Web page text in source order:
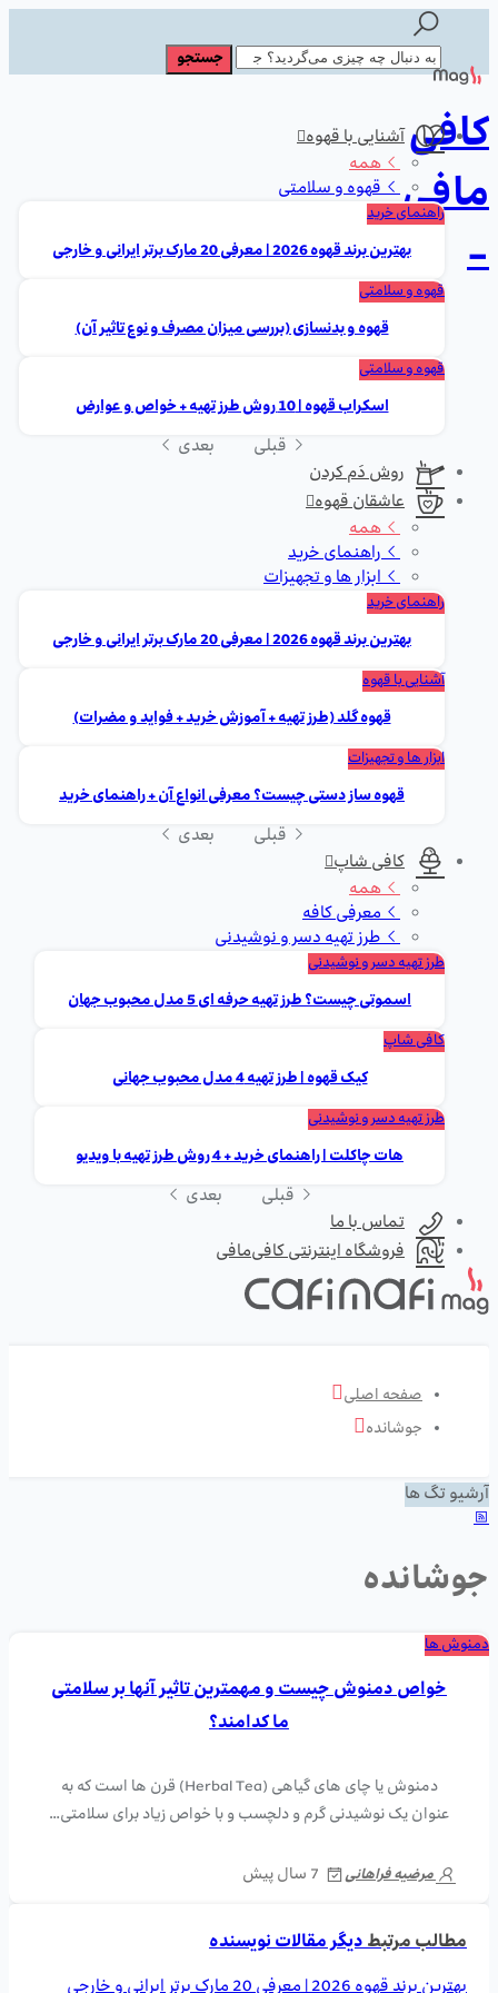
کافی
مافی
-
آشنایی با قهوه
همه
قهوه و سلامتی
راهنمای خرید
بهترین برند قهوه 2026 | معرفی 20 مارک برتر ایرانی و خارجی
قهوه و سلامتی
قهوه و بدنسازی (بررسی میزان مصرف و نوع تاثیر آن)
قهوه و سلامتی
اسکراب قهوه | 10 روش طرز تهیه + خواص و عوارض
قبلی
بعدی
روش دَم کردن
عاشقان قهوه
همه
راهنمای خرید
ابزار ها و تجهیزات
راهنمای خرید
بهترین برند قهوه 2026 | معرفی 20 مارک برتر ایرانی و خارجی
آشنایی با قهوه
قهوه گلد (طرز تهیه + آموزش خرید + فواید و مضرات)
ابزار ها و تجهیزات
قهوه ساز دستی چیست؟ معرفی انواع آن + راهنمای خرید
قبلی
بعدی
کافی شاپ
همه
معرفی کافه
طرز تهیه دسر و نوشیدنی
طرز تهیه دسر و نوشیدنی
اسموتی چیست؟ طرز تهیه حرفه ای 5 مدل محبوب جهان
کافی شاپ
کیک قهوه | طرز تهیه 4 مدل محبوب جهانی
طرز تهیه دسر و نوشیدنی
هات چاکلت | راهنمای خرید + 4 روش طرز تهیه با ویدیو
قبلی
بعدی
تماس با ما
فروشگاه اینترنتی کافی‌مافی
صفحه اصلی
جوشانده
آرشیو تگ ها
جوشانده
دمنوش ها
خواص دمنوش چیست و مهمترین تاثیر آنها بر سلامتی
ما کدامند؟
دمنوش یا چای های گیاهی (Herbal Tea) قرن ها است که به
عنوان یک نوشیدنی گرم و دلچسب و با خواص زیاد برای سلامتی…
مرضیه فراهانی 7 سال پیش
مطالب مرتبطدیگر مقالات نویسنده
بهترین برند قهوه 2026 | معرفی 20 مارک برتر ایرانی و خارجی